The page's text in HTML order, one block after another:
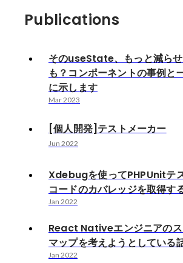
Publications
そのuseState、もっと減ら
も？コンポーネントの事例と
に示します
Mar 2023
[個人開発]テストメーカー
Jun 2022
Xdebugを使ってPHPUnitテ
コードのカバレッジを取得す
Jan 2022
React Nativeエンジニアの
マップを考えようとしている
Jan 2022